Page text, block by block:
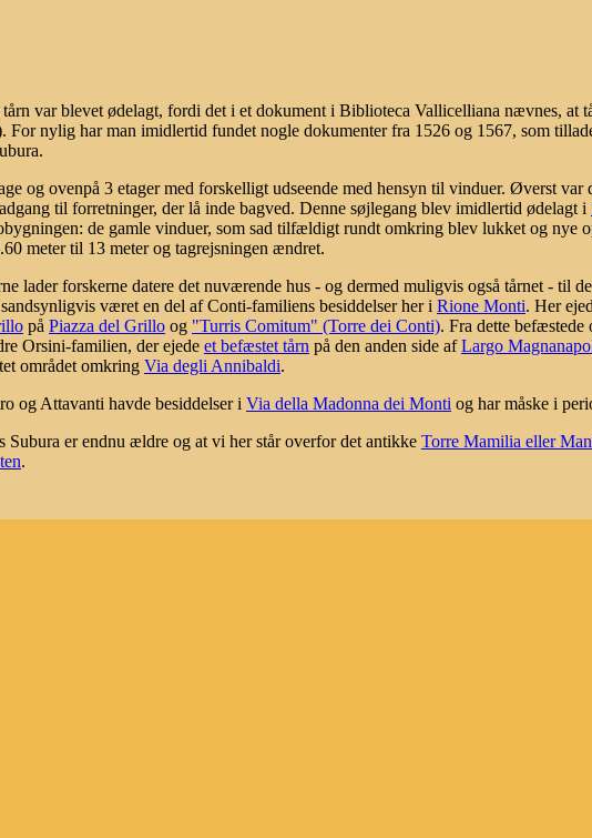
tårn var blevet ødelagt, fordi det i et dokument i Biblioteca Vallicelliana nævnes, at
For nylig har man imidlertid fundet nogle dokumenter fra 1526 og 1567, som
og ovenpå 3 etager med forskelligt udseende med hensyn til vinduer. Øverst var
til forretninger, der lå inde bagved. Denne søjlegang blev imidlertid ødelagt i
de gamle vinduer, som sad tilfældigt rundt omkring blev lukket og nye
meter til 13 meter og tagrejsningen ændret.
lader forskerne datere det nuværende hus - og dermed muligvis også tårnet - til
været en del af Conti-familiens besiddelser her i Rione Monti. Her
på Piazza del Grillo og "Turris Comitum" (Torre dei Conti). Fra dette
Orsini-familien, der ejede et befæstet tårn på den anden side afLargo
området omkring Via degli Annibaldi.
og Attavanti havde besiddelser i Via della Madonna dei Monti og har måske i
er endnu ældre og at vi her står overfor det antikke Torre Mamilia eller
.